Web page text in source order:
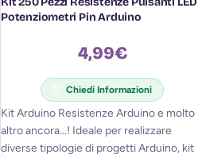
Potenziometri Pin Arduino
4,99€
Chiedi Informazioni
Kit Arduino Resistenze Arduino e molto
altro ancora…! Ideale per realizzare
diverse tipologie di progetti Arduino, kit